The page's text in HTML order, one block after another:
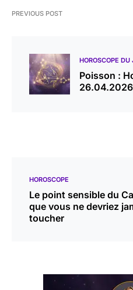
PREVIOUS POST
HOROSCOPE DU
Poisson :
26.04.2026
HOROSCOPE
Le point sensible du
que vous ne devriez
toucher